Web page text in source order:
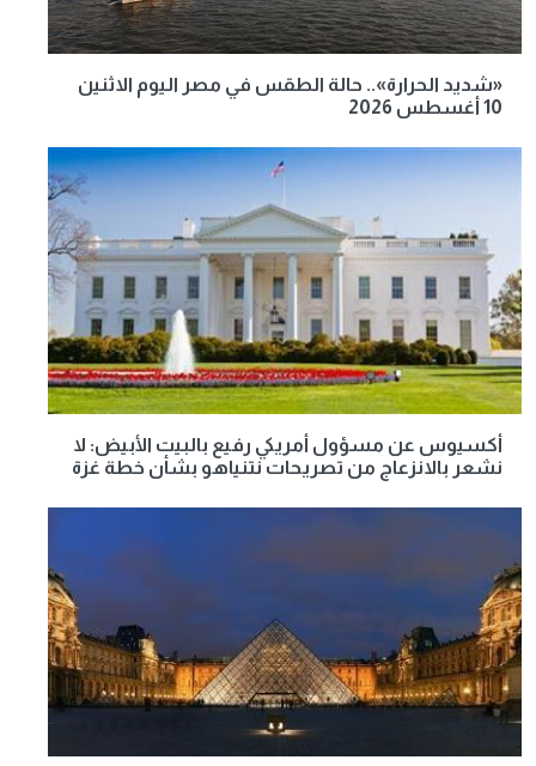
«شديد الحرارة».. حالة الطقس في مصر اليوم الاثنين
10 أغسطس 2026
أكسيوس عن مسؤول أمريكي رفيع بالبيت الأبيض: لا
نشعر بالانزعاج من تصريحات نتنياهو بشأن خطة غزة